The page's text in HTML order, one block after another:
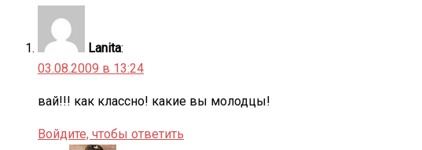
Lanita:
03.08.2009 в 13:24
вай!!! как классно! какие вы молодцы!
Войдите, чтобы ответить